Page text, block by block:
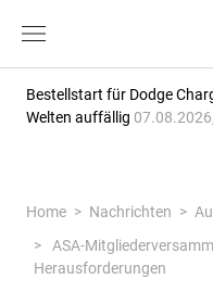
Bestellstart für Dodge
Welten auffällig
Home Nachrichten
ASA-
Herausforderungen